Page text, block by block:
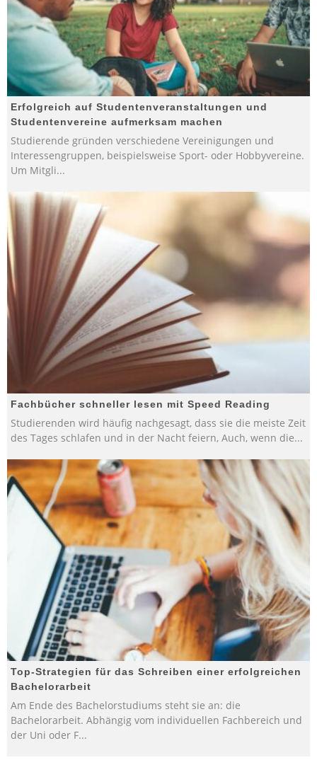
Erfolgreich auf Studentenveranstaltungen und
Studentenvereine aufmerksam machen
Studierende gründen verschiedene Vereinigungen und
Interessengruppen, beispielsweise Sport- oder Hobbyvereine.
Um Mitgli...
Fachbücher schneller lesen mit Speed Reading
Studierenden wird häufig nachgesagt, dass sie die meiste Zeit
des Tages schlafen und in der Nacht feiern, Auch, wenn die...
Top-Strategien für das Schreiben einer erfolgreichen
Bachelorarbeit
Am Ende des Bachelorstudiums steht sie an: die
Bachelorarbeit. Abhängig vom individuellen Fachbereich und
der Uni oder F...